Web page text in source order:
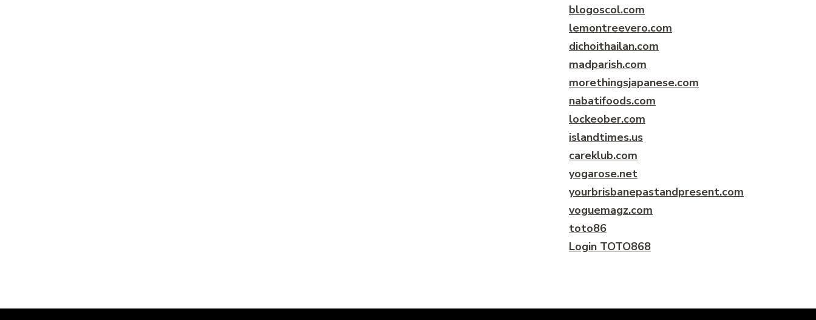
blogoscol.com
lemontreevero.com
dichoithailan.com
madparish.com
morethingsjapanese.com
nabatifoods.com
lockeober.com
islandtimes.us
careklub.com
yogarose.net
yourbrisbanepastandpresent.com
voguemagz.com
toto86
Login TOTO868